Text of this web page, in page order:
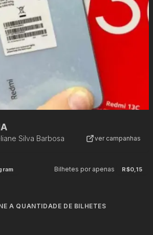
Silva Barbosa ver campanhas
Bilhetes por apenas R$0,15
A QUANTIDADE DE BILHETES